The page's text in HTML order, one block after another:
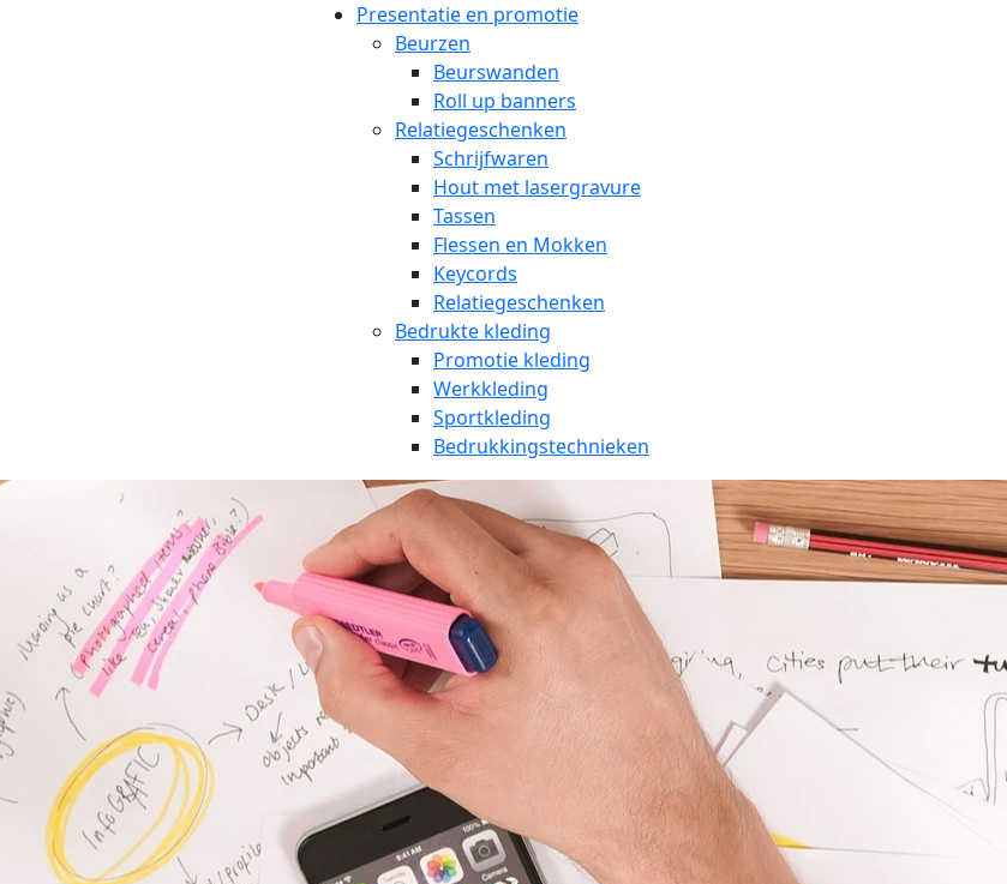
Presentatie en promotie
Beurzen
Beurswanden
Roll up banners
Relatiegeschenken
Schrijfwaren
Hout met lasergravure
Tassen
Flessen en Mokken
Keycords
Relatiegeschenken
Bedrukte kleding
Promotie kleding
Werkkleding
Sportkleding
Bedrukkingstechnieken